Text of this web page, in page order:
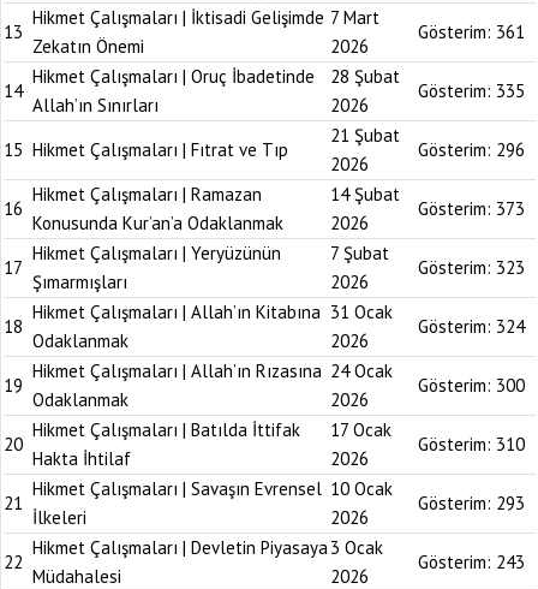
13
Hikmet Çalışmaları | İktisadi Gelişimde
Zekatın Önemi
7 Mart
2026
Gösterim: 361
14
Hikmet Çalışmaları | Oruç İbadetinde
Allah’ın Sınırları
28 Şubat
2026
Gösterim: 335
15 Hikmet Çalışmaları | Fıtrat ve Tıp
21 Şubat
2026
Gösterim: 296
16
Hikmet Çalışmaları | Ramazan
Konusunda Kur’an’a Odaklanmak
14 Şubat
2026
Gösterim: 373
17
Hikmet Çalışmaları | Yeryüzünün
Şımarmışları
7 Şubat
2026
Gösterim: 323
18
Hikmet Çalışmaları | Allah’ın Kitabına
Odaklanmak
31 Ocak
2026
Gösterim: 324
19
Hikmet Çalışmaları | Allah’ın Rızasına
Odaklanmak
24 Ocak
2026
Gösterim: 300
20
Hikmet Çalışmaları | Batılda İttifak
Hakta İhtilaf
17 Ocak
2026
Gösterim: 310
21
Hikmet Çalışmaları | Savaşın Evrensel
İlkeleri
10 Ocak
2026
Gösterim: 293
22
Hikmet Çalışmaları | Devletin Piyasaya
Müdahalesi
3 Ocak
2026
Gösterim: 243